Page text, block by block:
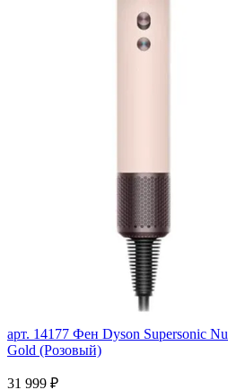
арт. 14177 Фен Dyson Supersonic
Gold (Розовый)
31 999 ₽